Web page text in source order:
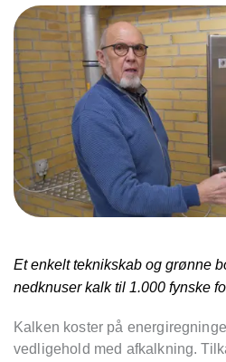
Et enkelt teknikskab og grønne
nedknuser kalk til 1.000 fynske
Kalken koster på
vedligehold med afkalkning.